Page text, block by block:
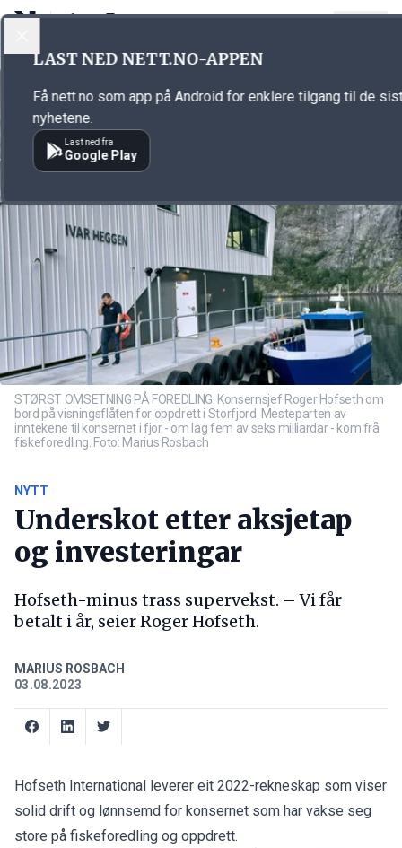
Annonsørinnhold
STØRST OMSETNING PÅ FOREDLING: Konsernsjef Roger Hofseth om
bord på visningsflåten for oppdrett i Storfjord. Mesteparten av
inntekene til konsernet i fjor - om lag fem av seks milliardar - kom frå
fiskeforedling. Foto: Marius Rosbach
NYTT
Underskot etter aksjetap
og investeringar
Hofseth-minus trass supervekst. – Vi får
betalt i år, seier Roger Hofseth.
MARIUS ROSBACH
03.08.2023
Hofseth International leverer eit 2022-rekneskap som viser
solid drift og lønnsemd for konsernet som har vakse seg
store på fiskeforedling og oppdrett.
LAST NED NETT.NO-APPEN
Få nett.no som app på Android for enklere tilgang til de
nyhetene.
Last ned fra
Google Play